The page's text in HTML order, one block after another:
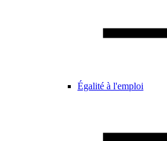
Égalité à l'emploi